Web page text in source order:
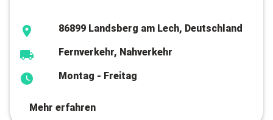
86899 Landsberg am Lech, Deutschland
Fernverkehr, Nahverkehr
Montag - Freitag
Mehr erfahren